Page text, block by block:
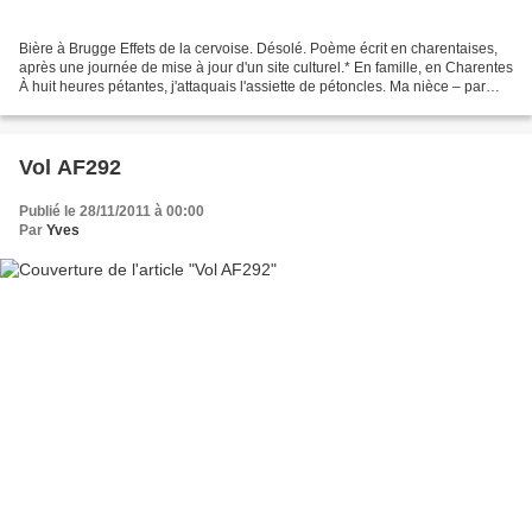
Bière à Brugge Effets de la cervoise. Désolé. Poème écrit en charentaises,
après une journée de mise à jour d'un site culturel.* En famille, en Charentes
À huit heures pétantes, j'attaquais l'assiette de pétoncles. Ma nièce – par
Vol AF292
Publié le 28/11/2011 à 00:00
Par Yves